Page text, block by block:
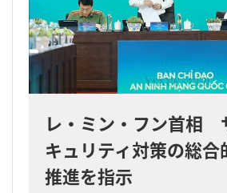
レ・ミン・フン首相
キュリティ対策の総合
推進を指示